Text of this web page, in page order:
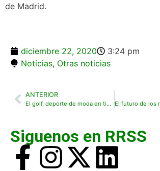
de Madrid.
diciembre 22, 2020
3:24 pm
Noticias, Otras noticias
ANTERIOR
El golf, deporte de moda en tiempos de COVID
Siguenos en RRSS